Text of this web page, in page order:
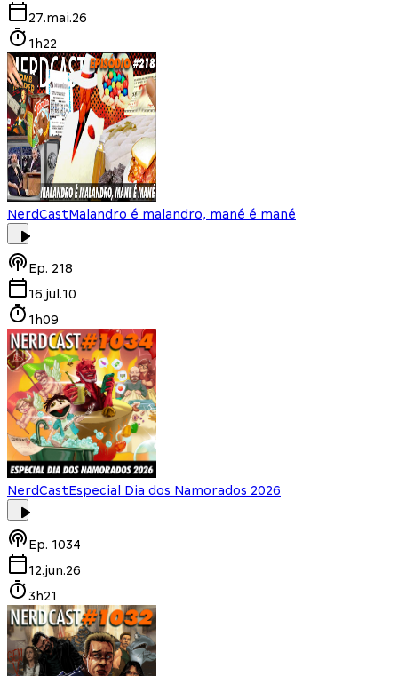
27.mai.26
1h22
NerdCastMalandro é malandro, mané é mané
Ep. 218
16.jul.10
1h09
NerdCastEspecial Dia dos Namorados 2026
Ep. 1034
12.jun.26
3h21